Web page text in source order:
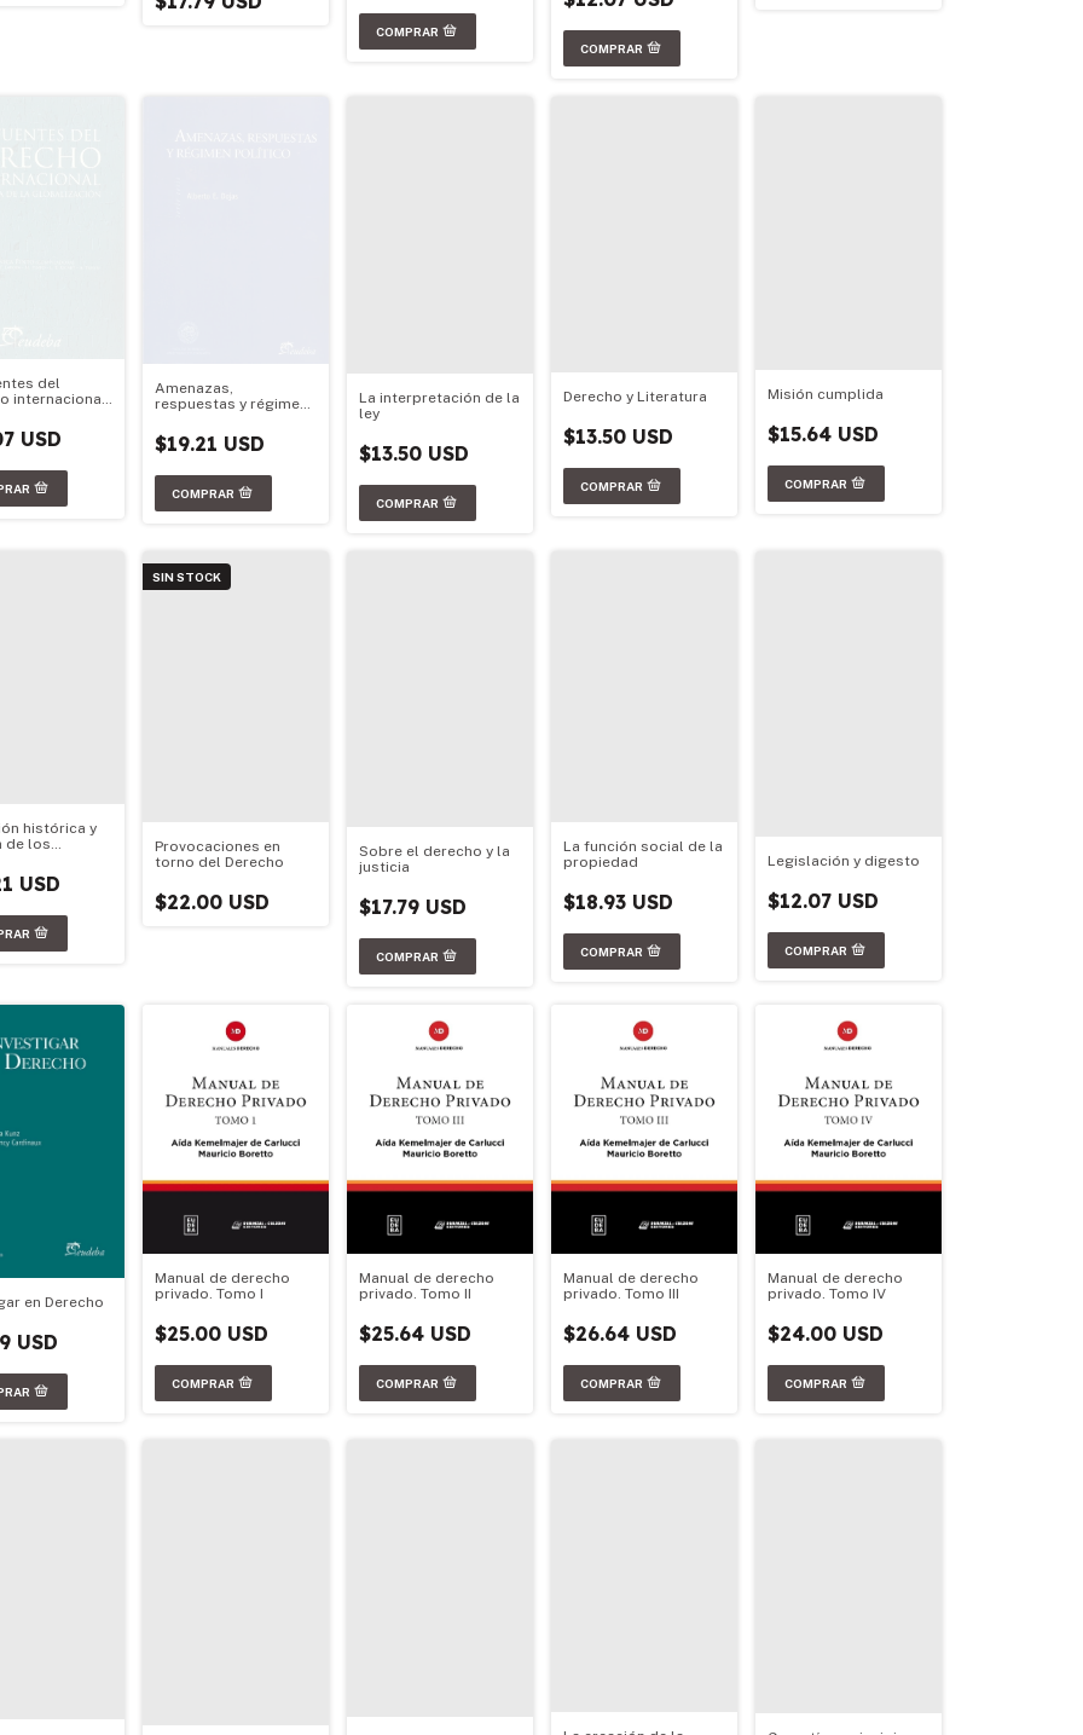
del
internacional
USD
Amenazas,
respuestas y régimen
$19.21 USD
La interpretación de la
ley
$13.50 USD
Derecho y Literatura
$13.50 USD
Misión cumplida
$15.64 USD
histórica y
de los
de la
y el
USD
SIN STOCK
Provocaciones en
torno del Derecho
$22.00 USD
Sobre el derecho y la
justicia
$17.79 USD
La función social de la
propiedad
$18.93 USD
Legislación y digesto
$12.07 USD
en Derecho
USD
Manual de derecho
privado. Tomo I
$25.00 USD
Manual de derecho
privado. Tomo II
$25.64 USD
Manual de derecho
privado. Tomo III
$26.64 USD
Manual de derecho
privado. Tomo IV
$24.00 USD